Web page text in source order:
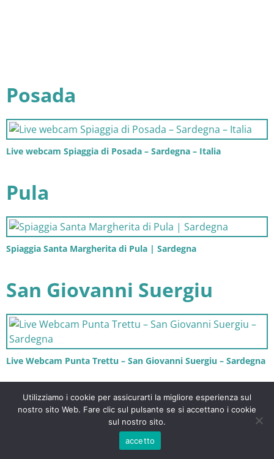
Posada
Live webcam Spiaggia di Posada – Sardegna – Italia
Pula
Spiaggia Santa Margherita di Pula | Sardegna
San Giovanni Suergiu
Live Webcam Punta Trettu – San Giovanni Suergiu – Sardegna
San Teodoro
Utilizziamo i cookie per assicurarti la migliore esperienza sul
nostro sito Web. Fare clic sul pulsante se si accettano i cookie
sul nostro sito.
accetto